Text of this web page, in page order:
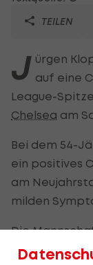
TEILEN
J ürgen
auf eine
League-
Chelsea am
Bei dem 54-
ein positives
am
milden
Die
Pepijn